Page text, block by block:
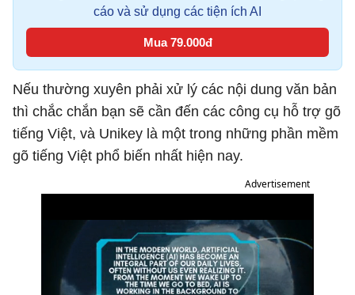
cáo và sử dụng các tiện ích AI
Mua 79.000đ
Nếu thường xuyên phải xử lý các nội dung văn bản
thì chắc chắn bạn sẽ cần đến các công cụ hỗ trợ gõ
tiếng Việt, và Unikey là một trong những phần mềm
gõ tiếng Việt phổ biến nhất hiện nay.
Advertisement